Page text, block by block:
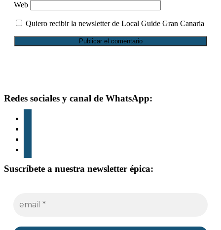
Web
Quiero recibir la newsletter de Local Guide Gran Canaria
Footer
Redes sociales y canal de WhatsApp:
Suscríbete a nuestra newsletter épica: